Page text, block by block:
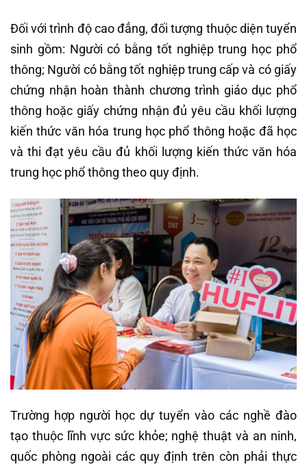
Đối với trình độ cao đẳng, đối tượng thuộc diện tuyển
sinh gồm: Người có bằng tốt nghiệp trung học phổ
thông; Người có bằng tốt nghiệp trung cấp và có giấy
chứng nhận hoàn thành chương trình giáo dục phổ
thông hoặc giấy chứng nhận đủ yêu cầu khối lượng
kiến thức văn hóa trung học phổ thông hoặc đã học
và thi đạt yêu cầu đủ khối lượng kiến thức văn hóa
trung học phổ thông theo quy định.
Trường hợp người học dự tuyển vào các nghề đào
tạo thuộc lĩnh vực sức khỏe; nghệ thuật và an ninh,
quốc phòng ngoài các quy định trên còn phải thực